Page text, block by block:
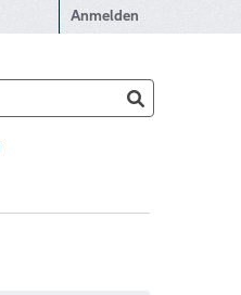
Anmelden